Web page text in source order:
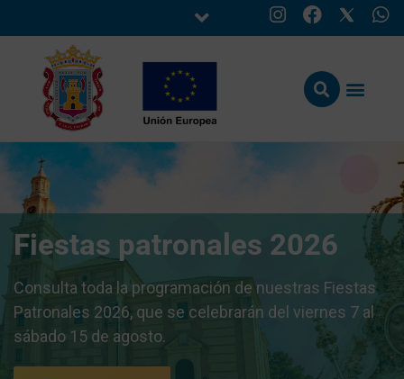
Fiestas patronales 2026
Consulta toda la programación de nuestras Fiestas
Patronales 2026, que se celebrarán del viernes 7 al
sábado 15 de agosto.